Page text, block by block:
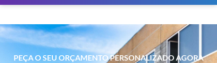
PEÇA O SEU ORÇAMENTO PERSONALIZADO AGORA